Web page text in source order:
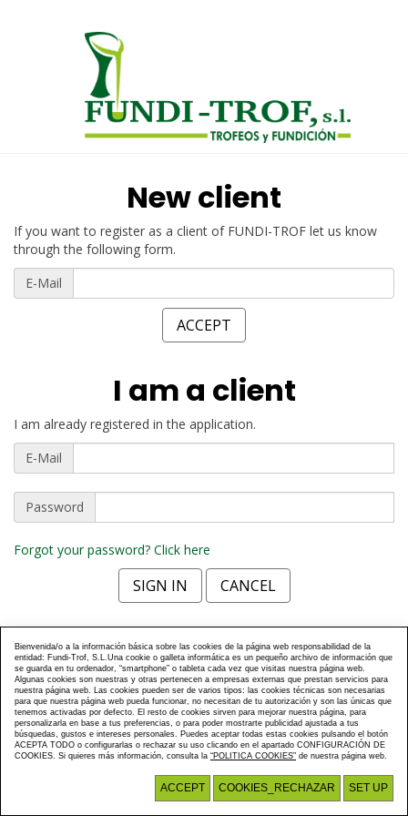
New client
If you want to register as a client of FUNDI-TROF let us know
through the following form.
E-Mail
I am a client
I am already registered in the application.
E-Mail
Password
Forgot your password? Click here
Bienvenida/o a la información básica sobre las cookies de la página web responsabilidad de la
entidad: Fundi-Trof, S.L.Una cookie o galleta informática es un pequeño archivo de información que
se guarda en tu ordenador, “smartphone” o tableta cada vez que visitas nuestra página web.
Algunas cookies son nuestras y otras pertenecen a empresas externas que prestan servicios para
nuestra página web. Las cookies pueden ser de varios tipos: las cookies técnicas son necesarias
para que nuestra página web pueda funcionar, no necesitan de tu autorización y son las únicas que
tenemos activadas por defecto. El resto de cookies sirven para mejorar nuestra página, para
personalizarla en base a tus preferencias, o para poder mostrarte publicidad ajustada a tus
búsquedas, gustos e intereses personales. Puedes aceptar todas estas cookies pulsando el botón
ACEPTA TODO o configurarlas o rechazar su uso clicando en el apartado CONFIGURACIÓN DE
COOKIES. Si quieres más información, consulta la “POLITICA COOKIES” de nuestra página web.
ACCEPT COOKIES_RECHAZAR SET UP